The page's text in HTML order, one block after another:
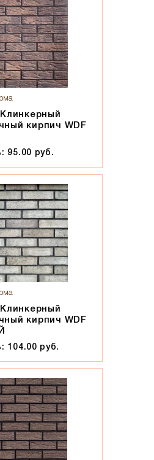
кирпич WDF
95.00 руб.
кирпич WDF
104.00 руб.